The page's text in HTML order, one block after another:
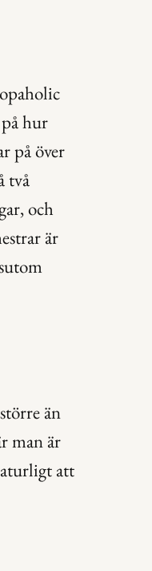
hur
på över
två
och
är
än
man är
att